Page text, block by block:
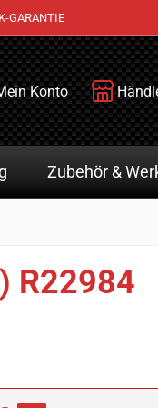
GARANTIE
Konto
Zubehör &
R22984